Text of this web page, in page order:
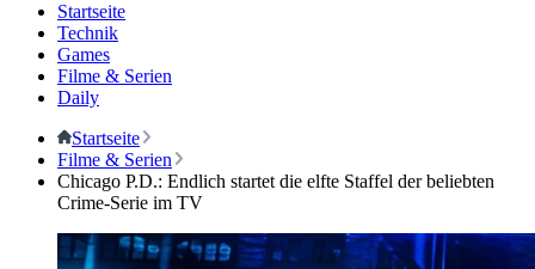
Startseite
Technik
Games
Filme & Serien
Daily
Startseite
Filme & Serien
Chicago P.D.: Endlich startet die elfte Staffel der beliebten
Crime-Serie im TV